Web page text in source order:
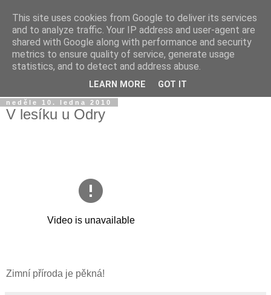
Jirkův blog
Na tento blog posílám fotky a videa z mobilu a taky sem
občas píšu jen tak...
neděle 10. ledna 2010
V lesíku u Odry
Zimní příroda je pěkná!
This site uses cookies from Google to deliver its services
and to analyze traffic. Your IP address and user-agent are
shared with Google along with performance and security
metrics to ensure quality of service, generate usage
statistics, and to detect and address abuse.
LEARN MORE GOT IT